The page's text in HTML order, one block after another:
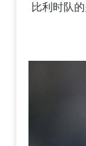
比利时队